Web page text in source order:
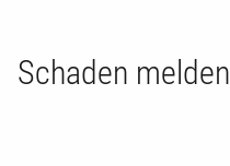
Schaden melden